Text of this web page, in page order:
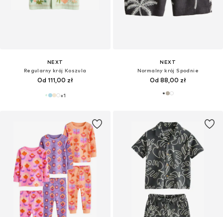
NEXT
Regularny krój Koszula
Od 111,00 zł
+1
NEXT
Normalny krój Spodnie
Od 88,00 zł